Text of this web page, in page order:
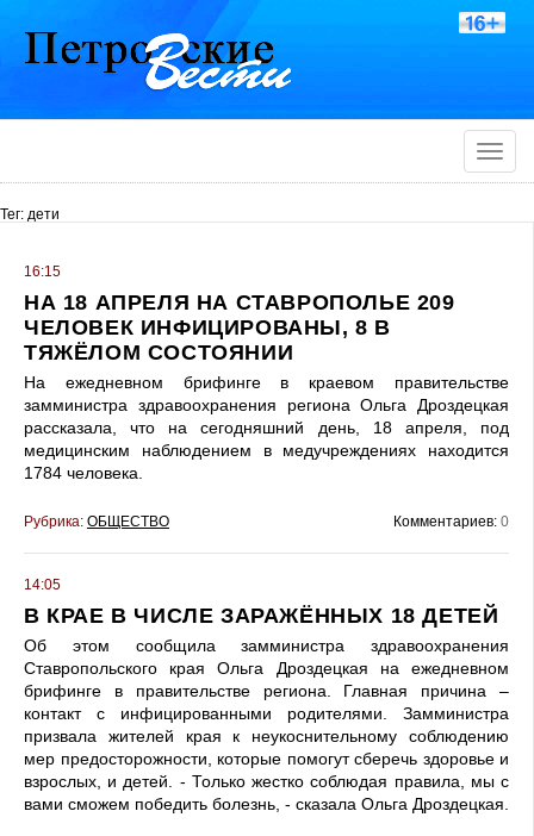
Toggle
Тег: дети
16:15
НА 18 АПРЕЛЯ НА СТАВРОПОЛЬЕ 209
ЧЕЛОВЕК ИНФИЦИРОВАНЫ, 8 В
ТЯЖЁЛОМ СОСТОЯНИИ
На ежедневном брифинге в краевом правительстве
замминистра здравоохранения региона Ольга Дроздецкая
рассказала, что на сегодняшний день, 18 апреля, под
медицинским наблюдением в медучреждениях находится
1784 человека.
Рубрика: ОБЩЕСТВО Комментариев: 0
14:05
В КРАЕ В ЧИСЛЕ ЗАРАЖЁННЫХ 18 ДЕТЕЙ
Об этом сообщила замминистра здравоохранения
Ставропольского края Ольга Дроздецкая на ежедневном
брифинге в правительстве региона. Главная причина –
контакт с инфицированными родителями. Замминистра
призвала жителей края к неукоснительному соблюдению
мер предосторожности, которые помогут сберечь здоровье и
взрослых, и детей. - Только жестко соблюдая правила, мы с
вами сможем победить болезнь, - сказала Ольга Дроздецкая.